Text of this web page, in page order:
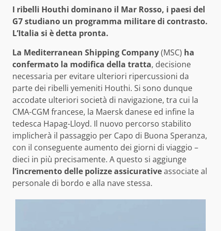
I ribelli Houthi dominano il Mar Rosso, i paesi del
G7 studiano un programma militare di contrasto.
L’Italia si è detta pronta.
La Mediterranean Shipping Company(MSC) ha
confermato la modifica della tratta, decisione
necessaria per evitare ulteriori ripercussioni da
parte dei ribelli yemeniti Houthi. Si sono dunque
accodate ulteriori società di navigazione, tra cui la
CMA-CGM francese, la Maersk danese ed infine la
tedesca Hapag-Lloyd. Il nuovo percorso stabilito
implicherà il passaggio per Capo di Buona Speranza,
con il conseguente aumento dei giorni di viaggio –
dieci in più precisamente. A questo si aggiunge
l’incremento delle polizze assicurativeassociate al
personale di bordo e alla nave stessa.